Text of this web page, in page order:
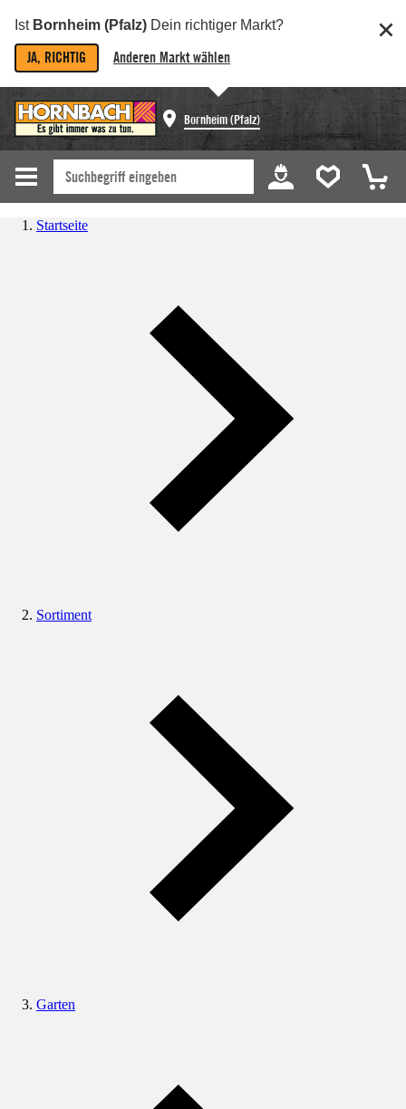
Ist Bornheim (Pfalz) Dein richtiger Markt?
JA, RICHTIG Anderen Markt wählen
Bornheim (Pfalz)
Startseite
Sortiment
Garten